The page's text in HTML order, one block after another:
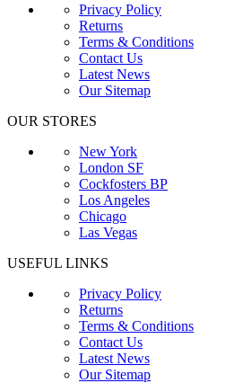
Privacy Policy
Returns
Terms & Conditions
Contact Us
Latest News
Our Sitemap
OUR STORES
New York
London SF
Cockfosters BP
Los Angeles
Chicago
Las Vegas
USEFUL LINKS
Privacy Policy
Returns
Terms & Conditions
Contact Us
Latest News
Our Sitemap